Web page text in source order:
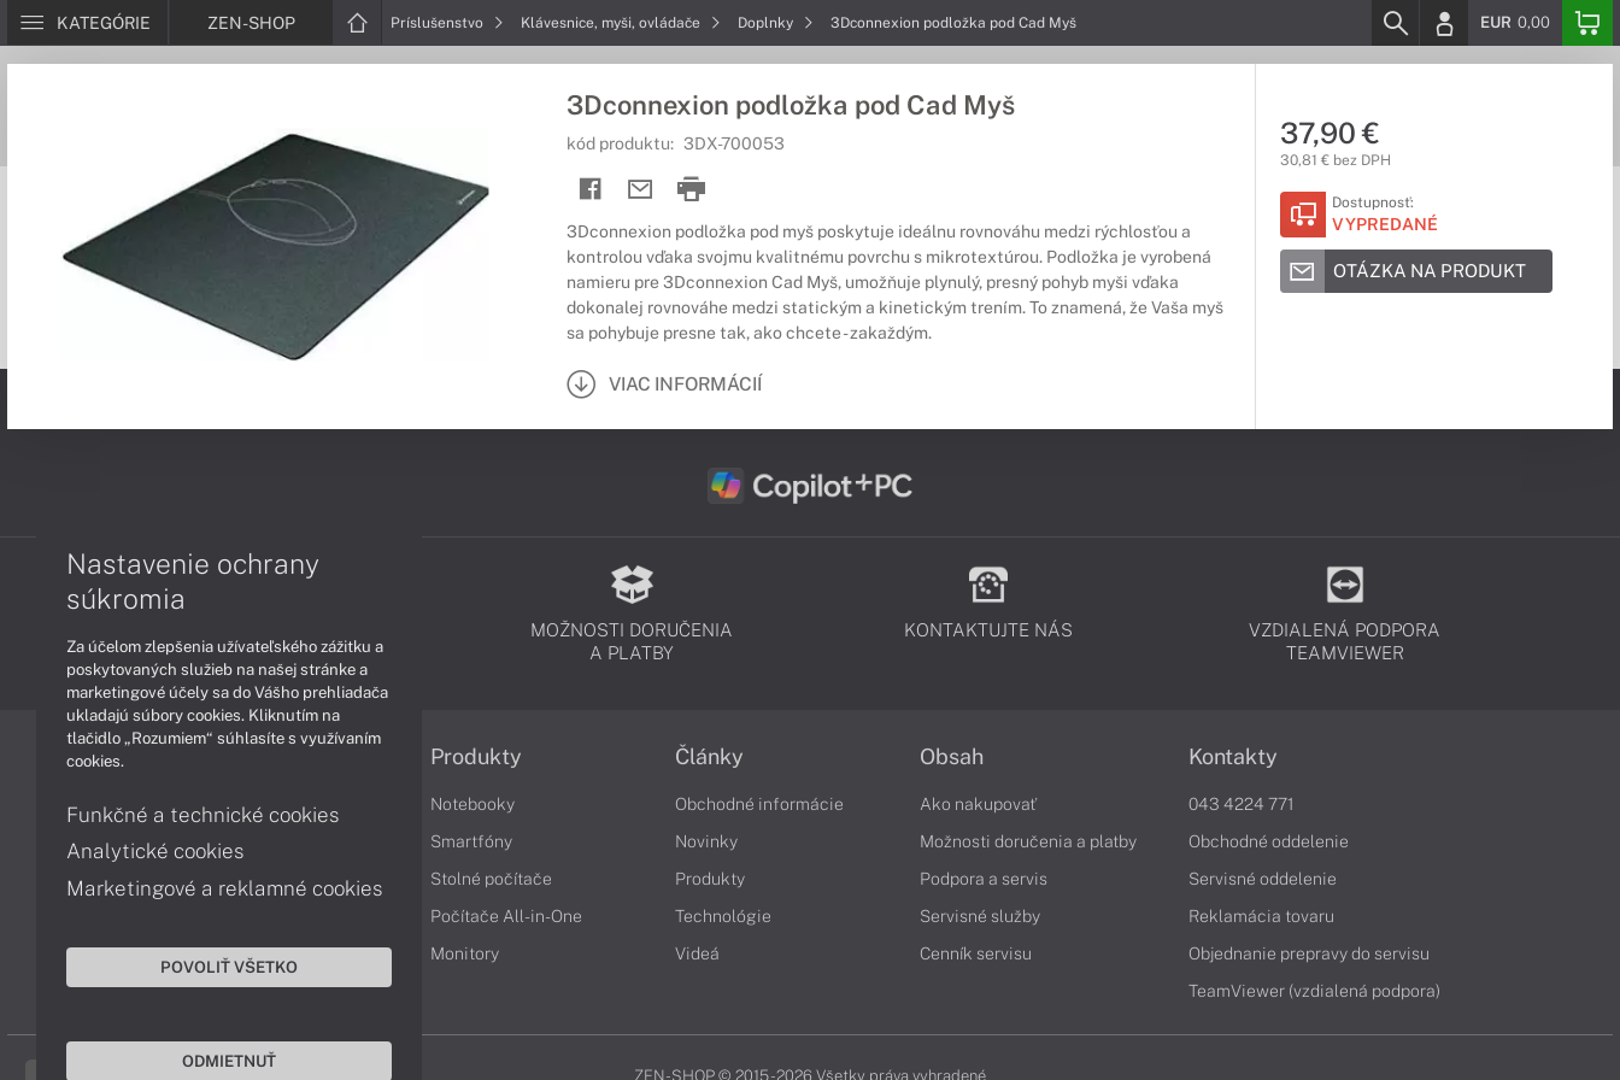
KATEGÓRIE ZEN-SHOP Príslušenstvo Klávesnice, myši, ovládače Doplnky 3Dconnexion podložka pod Cad Myš EUR 0,00
3Dconnexion podložka pod Cad Myš
kód produktu: 3DX-700053
3Dconnexion podložka pod myš poskytuje ideálnu rovnováhu medzi rýchlosťou a
kontrolou vďaka svojmu kvalitnému povrchu s mikrotextúrou. Podložka je vyrobená
namieru pre 3Dconnexion Cad Myš, umožňuje plynulý, presný pohyb myši vďaka
dokonalej rovnováhe medzi statickým a kinetickým trením. To znamená, že Vaša myš
sa pohybuje presne tak, ako chcete - zakaždým.
VIAC INFORMÁCIÍ
37,90 €
30,81 € bez DPH
Dostupnosť:
VYPREDANÉ
OTÁZKA NA PRODUKT
MOŽNOSTI DORUČENIA
A PLATBY
KONTAKTUJTE NÁS
VZDIALENÁ PODPORA
TEAMVIEWER
Obchodné podmienky
Reklamačné podmienky
Ochrana osobných údajov
Vyhlásenie o prístupnosti
Cookies
Produkty
Notebooky
Smartfóny
Stolné počítače
Počítače All-in-One
Monitory
Články
Obchodné informácie
Novinky
Produkty
Technológie
Videá
Obsah
Ako nakupovať
Možnosti doručenia a platby
Podpora a servis
Servisné služby
Cenník servisu
Kontakty
043 4224 771
Obchodné oddelenie
Servisné oddelenie
Reklamácia tovaru
Objednanie prepravy do servisu
TeamViewer (vzdialená podpora)
ZEN-SHOP © 2015 - 2026 Všetky práva vyhradené
Nastavenie ochrany
súkromia
Za účelom zlepšenia užívateľského zážitku a
poskytovaných služieb na našej stránke a
marketingové účely sa do Vášho prehliadača
ukladajú súbory cookies. Kliknutím na
tlačidlo „Rozumiem“ súhlasíte s využívaním
cookies.
Funkčné a technické cookies
Analytické cookies
Marketingové a reklamné cookies
POVOLIŤ VŠETKO
ODMIETNUŤ